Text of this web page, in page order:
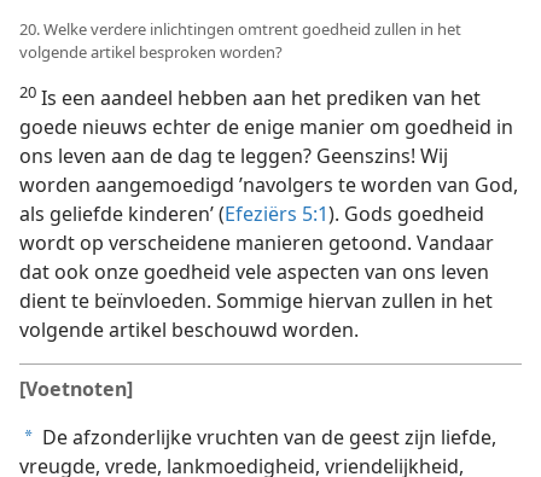
20. Welke verdere inlichtingen omtrent goedheid zullen in het
volgende artikel besproken worden?
20 Is een aandeel hebben aan het prediken van het
goede nieuws echter de enige manier om goedheid in
ons leven aan de dag te leggen? Geenszins! Wij
worden aangemoedigd ’navolgers te worden van God,
als geliefde kinderen’ (Efeziërs 5:1). Gods goedheid
wordt op verscheidene manieren getoond. Vandaar
dat ook onze goedheid vele aspecten van ons leven
dient te beïnvloeden. Sommige hiervan zullen in het
volgende artikel beschouwd worden.
[Voetnoten]
a De afzonderlijke vruchten van de geest zijn liefde,
vreugde, vrede, lankmoedigheid, vriendelijkheid,